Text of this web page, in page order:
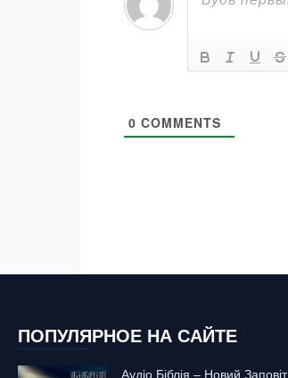
0 COMMENTS
ПОПУЛЯРНОЕ НА САЙТЕ
Аудіо Біблія – Новий Заповіт